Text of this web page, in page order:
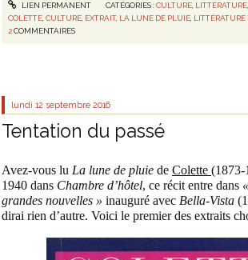
LIEN PERMANENT CATÉGORIES :CULTURE, LITTÉRATURE,
COLETTE ,CULTURE EXTRAIT, LA LUNE DE PLUIE LITTÉRATURE
2COMMENTAIRES
lundi 12 septembre 2016
Tentation du passé
Avez-vous lu La lune de pluie de Colette (1873-
1940 dans Chambre d’hôtel, ce récit entre dans
grandes nouvelles » inauguré avec Bella-Vista
dirai rien d’autre. Voici le premier des extraits